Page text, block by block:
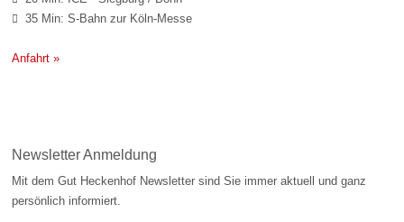
 35 Min: S-Bahn zur Köln-Messe
Anfahrt »
Newsletter Anmeldung
Mit dem Gut Heckenhof Newsletter sind Sie immer aktuell und ganz
persönlich informiert.